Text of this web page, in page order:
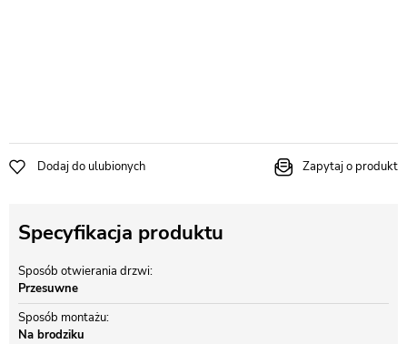
Dodaj do ulubionych Zapytaj o produkt
Specyfikacja produktu
Sposób otwierania drzwi
Przesuwne
Sposób montażu
Na brodziku